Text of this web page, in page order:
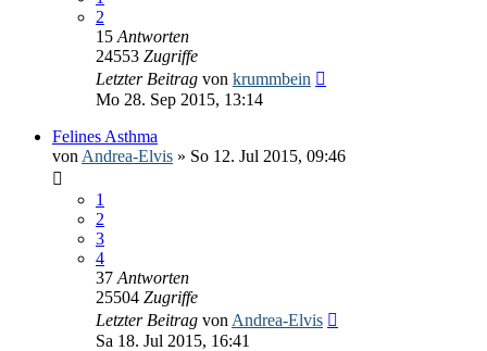
2
15 Antworten
24553 Zugriffe
Letzter Beitrag von krummbein
Mo 28. Sep 2015, 13:14
Felines Asthma
von Andrea-Elvis » So 12. Jul 2015, 09:46
1
2
3
4
37 Antworten
25504 Zugriffe
Letzter Beitrag von Andrea-Elvis
Sa 18. Jul 2015, 16:41